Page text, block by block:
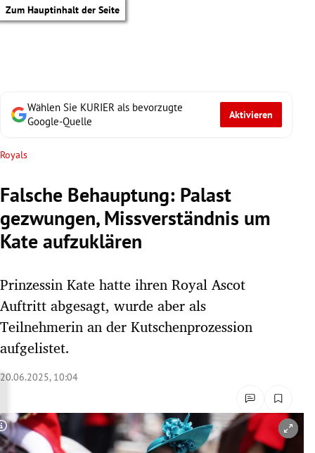
Zum Hauptinhalt der Seite
Untermenü
Untermenü
Wählen Sie KURIER als bevorzugte
Google-Quelle
Aktivieren
Royals
Falsche Behauptung: Palast
gezwungen, Missverständnis um
Kate aufzuklären
Prinzessin Kate hatte ihren Royal Ascot
Auftritt abgesagt, wurde aber als
Teilnehmerin an der Kutschenprozession
aufgelistet.
20.06.2025, 10:04
Copyright-Hinweis öffnen/schließen